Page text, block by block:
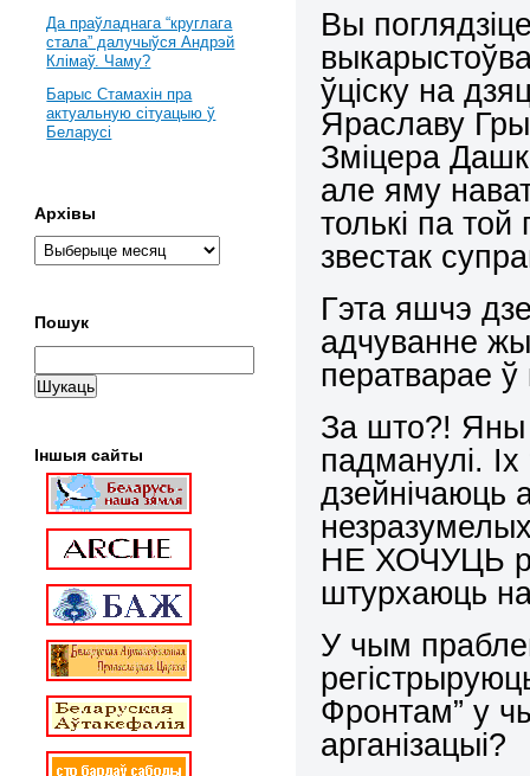
Вы
ўціску на
Яраславу
Зміцера
але яму
толькі па
звестак
Гэта яшчэ
адчуванне
ператварае ў
За што?! Яны
падманулі.
дзейнічаюць
НЕ ХОЧУЦЬ
штурхаюць на
У чым
Фронтам” у
арганізацыі?
Да праўладнага “круглага
стала” далучыўся Андрэй
Клімаў. Чаму?
Барыс Стамахін пра
актуальную сітуацыю ў
Беларусі
Архівы
Пошук
Іншыя сайты